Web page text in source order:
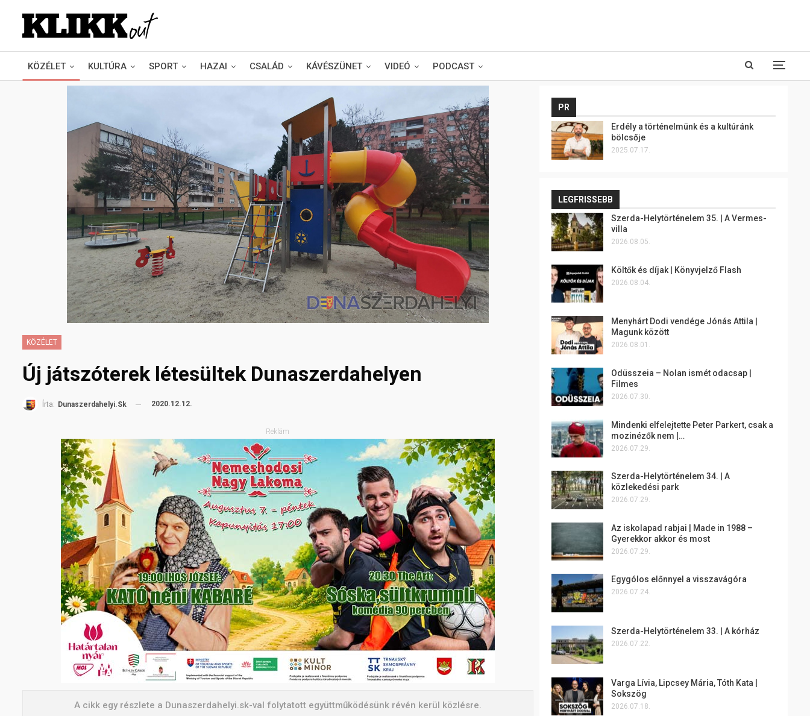
KÖZÉLET KULTÚRA SPORT HAZAI CSALÁD KÁVÉSZÜNET VIDEÓ PODCAST
KÖZÉLET
Új játszóterek létesültek Dunaszerdahelyen
Írta: Dunaszerdahelyi.sk 2020.12.12.
Reklám
A cikk egy részlete a Dunaszerdahelyi.sk-val folytatott együttműködésünk révén kerül közlésre.
PR
Erdély a történelmünk és a kultúránk
bölcsője
2025.07.17.
LEGFRISSEBB
Szerda-Helytörténelem 35. | A Vermes-
villa
2026.08.05.
Költők és díjak | Könyvjelző Flash
2026.08.04.
Menyhárt Dodi vendége Jónás Attila |
Magunk között
2026.08.01.
Odüsszeia – Nolan ismét odacsap |
Filmes
2026.07.30.
Mindenki elfelejtette Peter Parkert, csak a
mozinézők nem |…
2026.07.29.
Szerda-Helytörténelem 34. | A
közlekedési park
2026.07.29.
Az iskolapad rabjai | Made in 1988 –
Gyerekkor akkor és most
2026.07.29.
Egygólos előnnyel a visszavágóra
2026.07.24.
Szerda-Helytörténelem 33. | A kórház
2026.07.22.
Varga Lívia, Lipcsey Mária, Tóth Kata |
Sokszög
2026.07.18.